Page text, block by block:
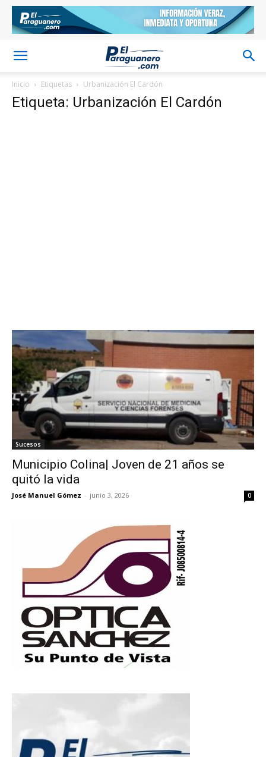
Inicio Etiquetas Urbanización El Cardón
Etiqueta: Urbanización El Cardón
Sucesos
Municipio Colina| Joven de 21 años se
quitó la vida
José Manuel Gómez - junio 3, 2026 0